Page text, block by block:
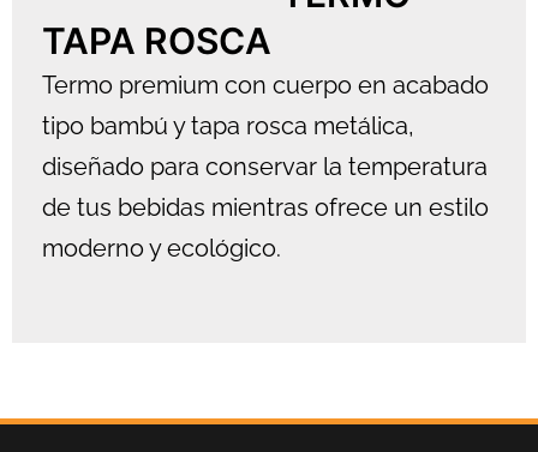
TAPA ROSCA
Termo premium con cuerpo en acabado
tipo bambú y tapa rosca metálica,
diseñado para conservar la temperatura
de tus bebidas mientras ofrece un estilo
moderno y ecológico.